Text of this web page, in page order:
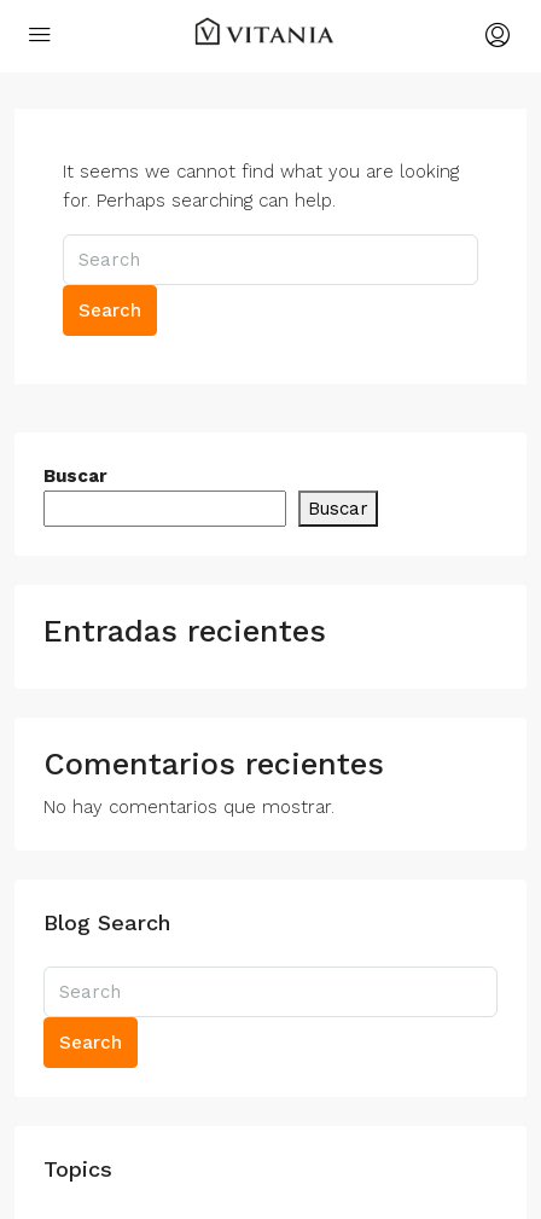
It seems we cannot find what you are looking
for. Perhaps searching can help.
Search
Buscar
Buscar
Entradas recientes
Comentarios recientes
No hay comentarios que mostrar.
Blog Search
Search
Topics